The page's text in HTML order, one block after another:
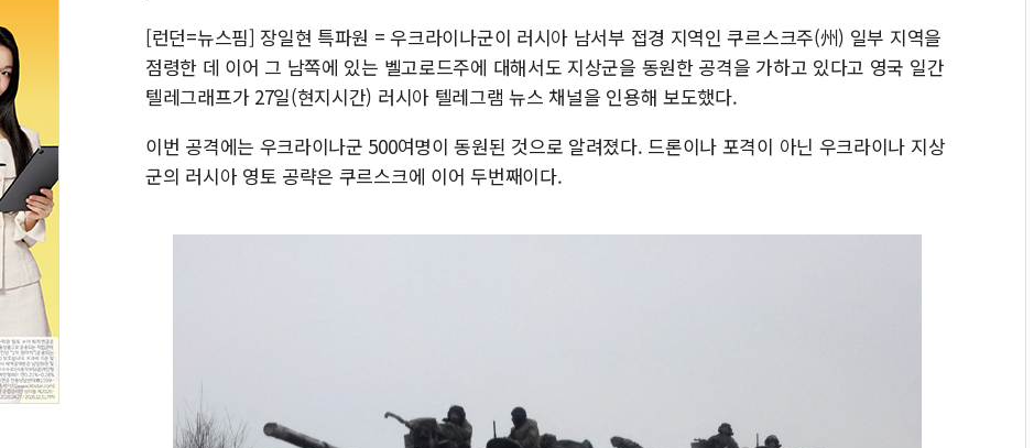
[런던=뉴스핌] 장일현 특파원 = 우크라이나군이 러시아 남서부 접경 지역인 쿠르스크주(州) 일부 지역을
점령한 데 이어 그 남쪽에 있는 벨고로드주에 대해서도 지상군을 동원한 공격을 가하고 있다고 영국 일간
텔레그래프가 27일(현지시간) 러시아 텔레그램 뉴스 채널을 인용해 보도했다.
이번 공격에는 우크라이나군 500여명이 동원된 것으로 알려졌다. 드론이나 포격이 아닌 우크라이나 지상
군의 러시아 영토 공략은 쿠르스크에 이어 두번째이다.